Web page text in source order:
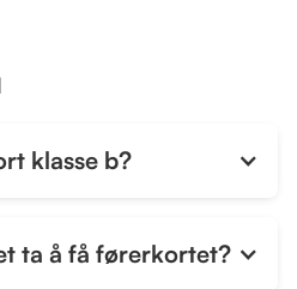
klasse b?
ta å få førerkortet?